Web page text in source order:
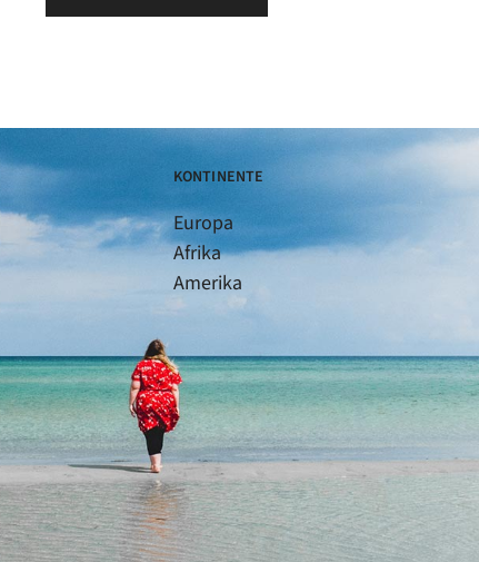
KONTINENTE
Europa
Afrika
Amerika